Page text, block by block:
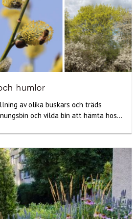
humlor
av olika buskars och träds
och vilda bin att hämta hos...